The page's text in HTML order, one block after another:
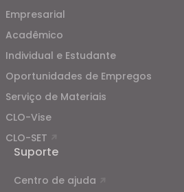
Empresarial
Acadêmico
Individual e Estudante
Oportunidades de Empregos
Serviço de Materiais
CLO-Vise
CLO-SET
Suporte
Centro de ajuda